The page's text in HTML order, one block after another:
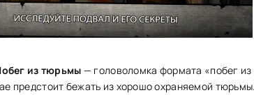
из тюрьмы — головоломка формата «побег
предстоит бежать из хорошо охраняемой